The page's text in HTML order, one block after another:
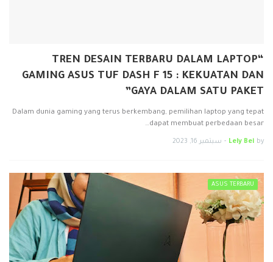
“TREN DESAIN TERBARU DALAM LAPTOP
GAMING ASUS TUF DASH F 15 : KEKUATAN DAN
GAYA DALAM SATU PAKET”
Dalam dunia gaming yang terus berkembang, pemilihan laptop yang tepat
dapat membuat perbedaan besar…
by
Lely Bei
- سبتمبر 16, 2023
ASUS TERBARU